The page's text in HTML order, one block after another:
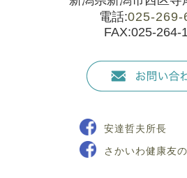
電話:025-269-
FAX:025-264-
安達哲夫所長
さかいわ健康友